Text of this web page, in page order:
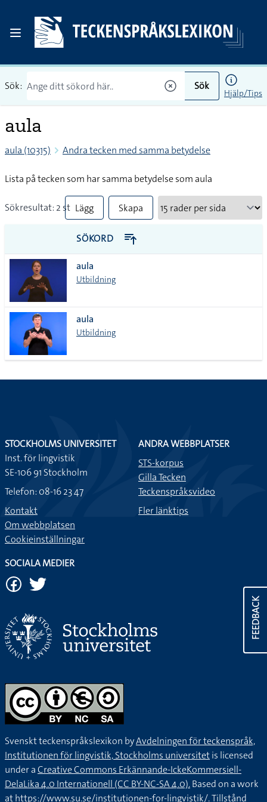
Sök: Sök
Hjälp/Tips
aula
aula (10315) Andra tecken med samma betydelse
Lista på tecken som har samma betydelse som aula
Sökresultat: 2 st Lägg
till
alla i
lista
Skapa
PDF
SÖKORD
aula
Utbildning
aula
Utbildning
FEEDBACK
STOCKHOLMS UNIVERSITET
Inst. för lingvistik
SE-106 91 Stockholm
Telefon: 08-16 23 47
Kontakt
Om webbplatsen
Cookieinställningar
ANDRA WEBBPLATSER
STS-korpus
Gilla Tecken
Teckenspråksvideo
Fler länktips
SOCIALA MEDIER
Svenskt teckenspråkslexikon byAvdelningen för teckenspråk,
Institutionen för lingvistik, Stockholms universitetis licensed
under aCreative Commons Erkännande-IckeKommersiell-
DelaLika 4.0 Internationell (CC BY-NC-SA 4.0).Based on a work
athttps://www.su.se/institutionen-for-lingvistik/. Tillstånd